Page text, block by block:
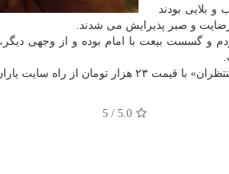
بلایی بودند
رضایت و صبر پذیرایش می شدند.
و گسست بیعت با امام بوده و از وجهی
شاپ قابل تهیه می باشد.
5.0
/ 5